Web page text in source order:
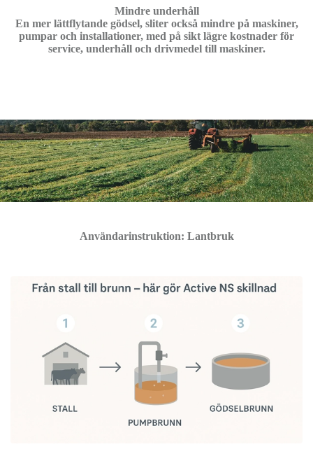
Mindre underhåll
En mer lättflytande gödsel, sliter också mindre på maskiner,
pumpar och installationer, med på sikt lägre kostnader för
service, underhåll och drivmedel till maskiner.
Användarinstruktion: Lantbruk